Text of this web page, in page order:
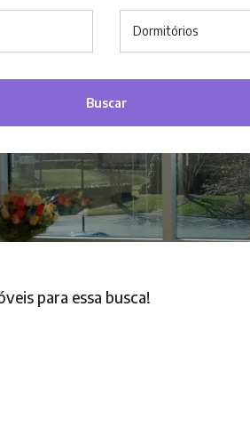
Dormitórios
Buscar
para essa busca!